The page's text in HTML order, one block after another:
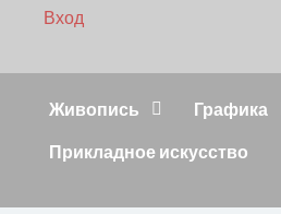
Вход
Живопись Графика
Прикладное искусство